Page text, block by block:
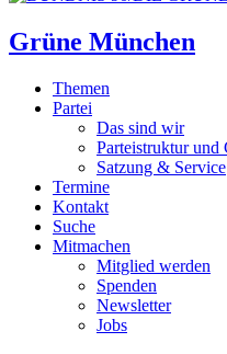
Grüne München
Themen
Partei
Das sind wir
Parteistruktur und
Satzung & Service
Termine
Kontakt
Suche
Mitmachen
Mitglied werden
Spenden
Newsletter
Jobs